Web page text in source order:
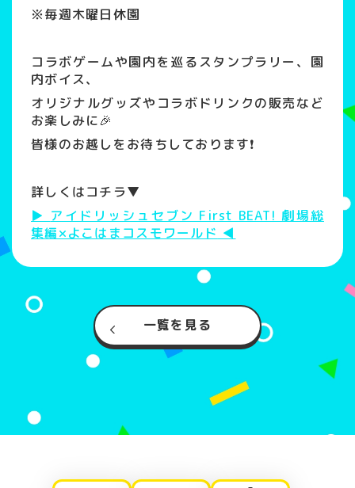
※毎週木曜日休園
コラボゲームや園内を巡るスタンプラリー、園
内ボイス、
オリジナルグッズやコラボドリンクの販売など
お楽しみに🎉
皆様のお越しをお待ちしております❗️
詳しくはコチラ▼
アイドリッシュセブン First BEAT! 劇場総
集編×よこはまコスモワールド
一覧を見る